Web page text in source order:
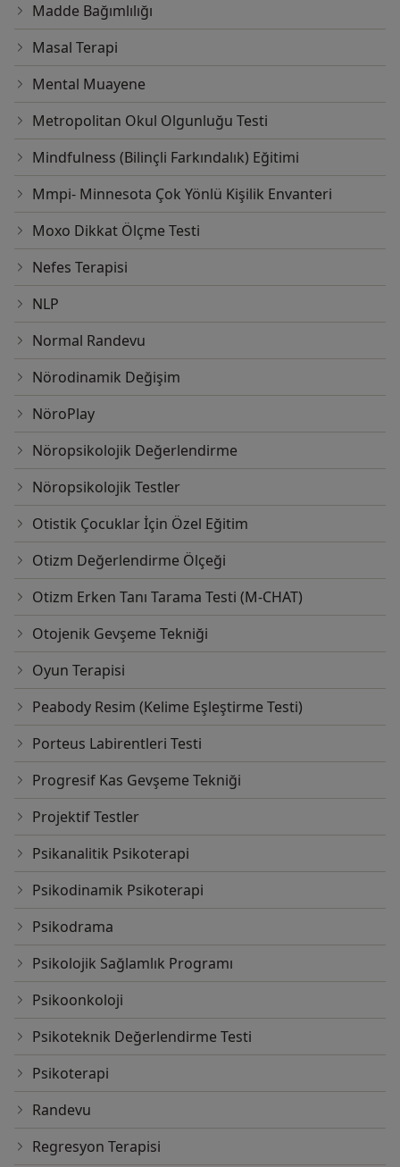
Madde Bağımlılığı
Masal Terapi
Mental Muayene
Metropolitan Okul Olgunluğu Testi
Mindfulness (Bilinçli Farkındalık) Eğitimi
Mmpi- Minnesota Çok Yönlü Kişilik Envanteri
Moxo Dikkat Ölçme Testi
Nefes Terapisi
NLP
Normal Randevu
Nörodinamik Değişim
NöroPlay
Nöropsikolojik Değerlendirme
Nöropsikolojik Testler
Otistik Çocuklar İçin Özel Eğitim
Otizm Değerlendirme Ölçeği
Otizm Erken Tanı Tarama Testi (M-CHAT)
Otojenik Gevşeme Tekniği
Oyun Terapisi
Peabody Resim (Kelime Eşleştirme Testi)
Porteus Labirentleri Testi
Progresif Kas Gevşeme Tekniği
Projektif Testler
Psikanalitik Psikoterapi
Psikodinamik Psikoterapi
Psikodrama
Psikolojik Sağlamlık Programı
Psikoonkoloji
Psikoteknik Değerlendirme Testi
Psikoterapi
Randevu
Regresyon Terapisi